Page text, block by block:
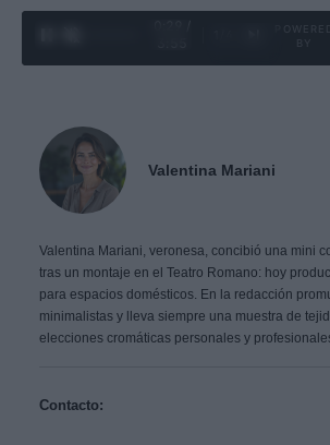
Valentina Mariani
Valentina Mariani, veronesa, concibió una mini
tras un montaje en el Teatro Romano: hoy
para espacios domésticos. En la redacción
minimalistas y lleva siempre una muestra de
elecciones cromáticas personales y
Contacto: